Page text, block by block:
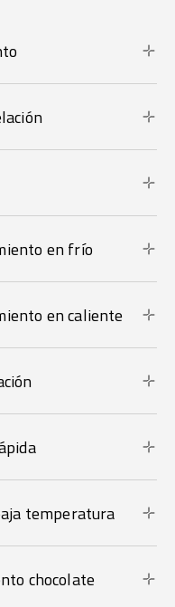
en frío
en caliente
temperatura
chocolate